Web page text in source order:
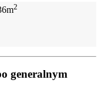
2
generalnym